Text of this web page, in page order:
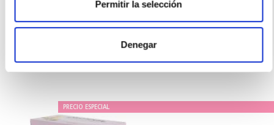
Permitir la selección
Denegar
PRECIO ESPECIAL